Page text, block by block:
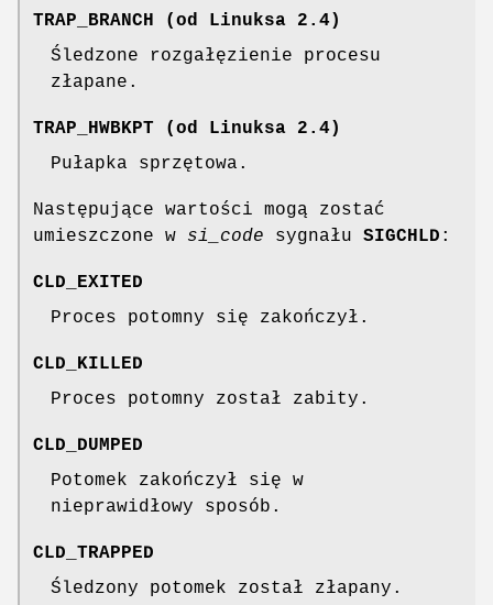
TRAP_BRANCH
(od Linuksa 2.4)
Śledzone rozgałęzienie procesu
złapane.
TRAP_HWBKPT (od Linuksa 2.4)
Pułapka sprzętowa.
Następujące wartości mogą zostać
umieszczone w si_code sygnału SIGCHLD :
CLD_EXITED
Proces potomny się zakończył.
CLD_KILLED
Proces potomny został zabity.
CLD_DUMPED
Potomek zakończył się w
nieprawidłowy sposób.
CLD_TRAPPED
Śledzony potomek został złapany.